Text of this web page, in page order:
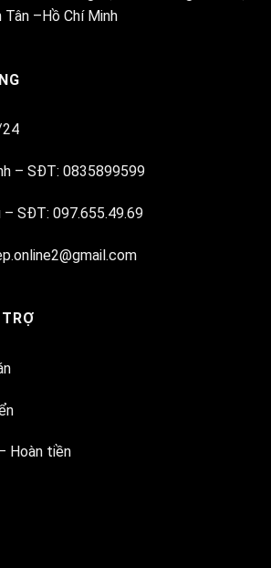
Tân –Hồ Chí Minh
24
– SĐT: 0835899599
– SĐT: 097.655.49.69
Hoàn tiền